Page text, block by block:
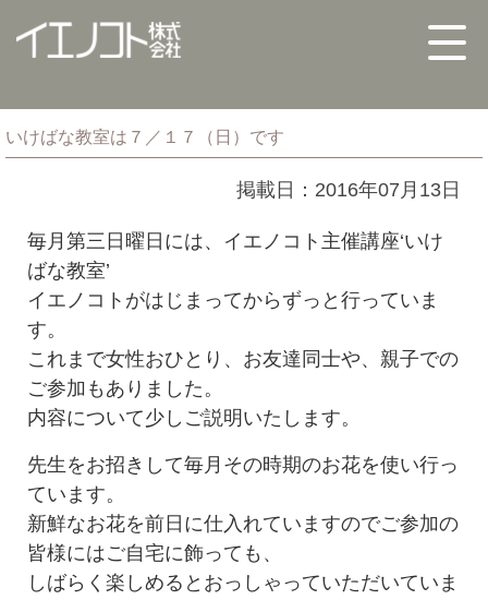
いけばな教室は７／１７（日）です
掲載日：2016年07月13日
毎月第三日曜日には、イエノコト主催講座‘いけ
ばな教室’
イエノコトがはじまってからずっと行っていま
す。
これまで女性おひとり、お友達同士や、親子での
ご参加もありました。
内容について少しご説明いたします。
先生をお招きして毎月その時期のお花を使い行っ
ています。
新鮮なお花を前日に仕入れていますのでご参加の
皆様にはご自宅に飾っても、
しばらく楽しめるとおっしゃっていただいていま